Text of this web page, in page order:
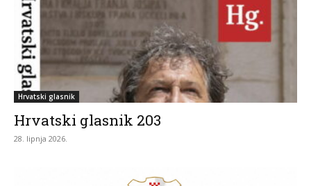
Hrvatski glasnik
Hrvatski glasnik 203
28. lipnja 2026.